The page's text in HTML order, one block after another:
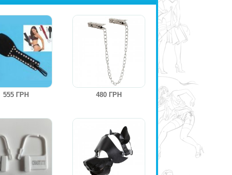
555 ГРН 480 ГРН